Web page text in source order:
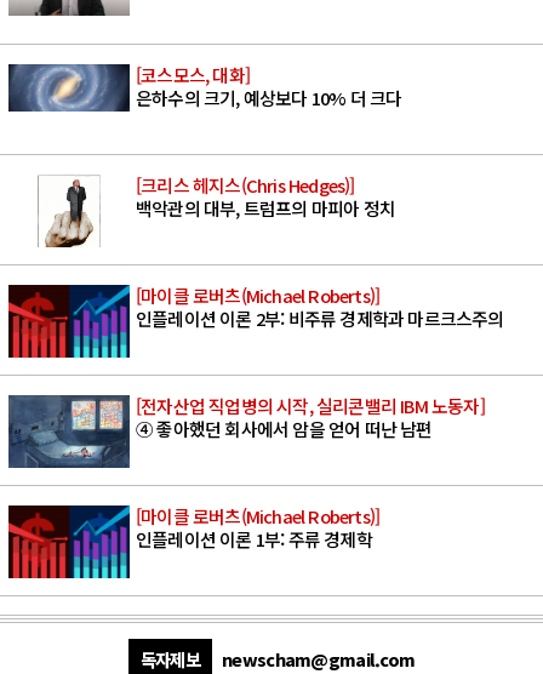
[코스모스, 대화]
은하수의 크기, 예상보다 10% 더 크다
[크리스 헤지스(Chris Hedges)]
백악관의 대부, 트럼프의 마피아 정치
[마이클 로버츠(Michael Roberts)]
인플레이션 이론 2부: 비주류 경제학과 마르크스주의
[전자산업 직업병의 시작, 실리콘밸리 IBM 노동자]
④ 좋아했던 회사에서 암을 얻어 떠난 남편
[마이클 로버츠(Michael Roberts)]
인플레이션 이론 1부: 주류 경제학
독자제보 newscham@gmail.com